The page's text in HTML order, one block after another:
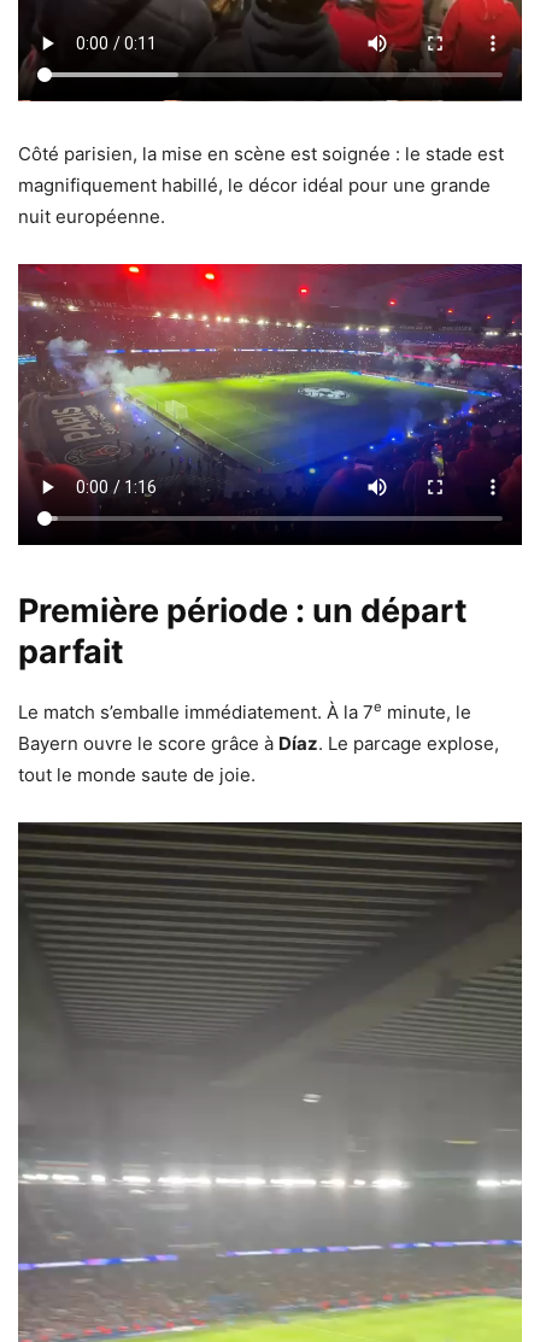
Côté parisien, la mise en scène est soignée : le stade est
magnifiquement habillé, le décor idéal pour une grande
nuit européenne.
Première période : un départ
parfait
Le match s’emballe immédiatement. À la 7e minute, le
Bayern ouvre le score grâce à Díaz. Le parcage explose,
tout le monde saute de joie.